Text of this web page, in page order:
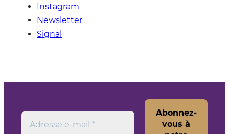
Instagram
Newsletter
Signal